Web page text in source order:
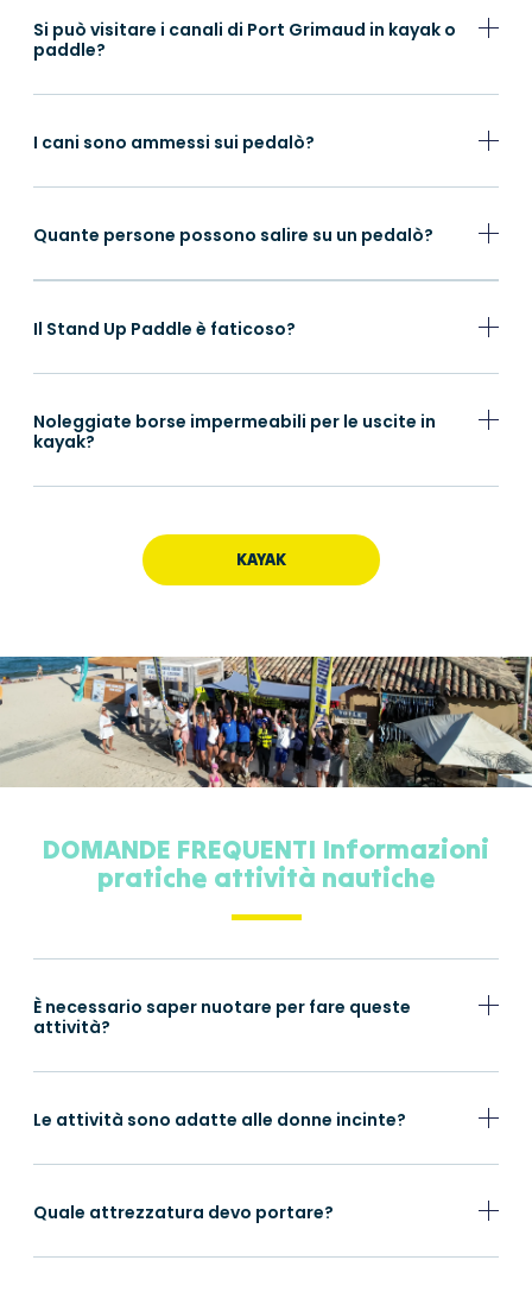
Si può visitare i canali di Port Grimaud in kayak o
paddle?
I cani sono ammessi sui pedalò?
Quante persone possono salire su un pedalò?
Il Stand Up Paddle è faticoso?
Noleggiate borse impermeabili per le uscite in
kayak?
KAYAK
DOMANDE FREQUENTI Informazioni
pratiche attività nautiche
È necessario saper nuotare per fare queste
attività?
Le attività sono adatte alle donne incinte?
Quale attrezzatura devo portare?